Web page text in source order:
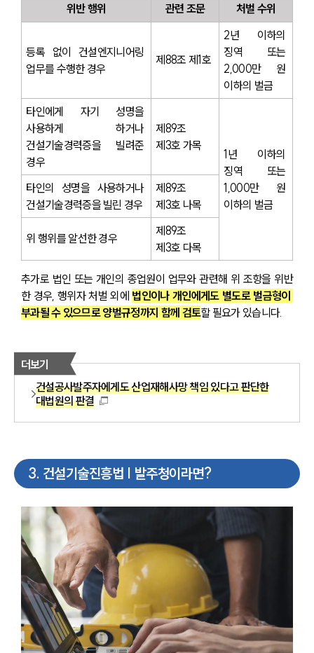
위반 행위 관련 조문 처벌 수위
등록 없이 건설엔지니어링
업무를 수행한 경우
제88조 제1호
2년 이하의
징역 또는
2,000만 원
이하의 벌금
타인에게 자기 성명을
사용하게 하거나
건설기술경력증을 빌려준
경우
제89조
제3호 가목
1년 이하의
징역 또는
1,000만 원
이하의 벌금
타인의 성명을 사용하거나
건설기술경력증을 빌린 경우
제89조
제3호 나목
위 행위를 알선한 경우
제89조
제3호 다목
추가로 법인 또는 개인의 종업원이 업무와 관련해 위 조항을 위반
한 경우, 행위자 처벌 외에 법인이나 개인에게도 별도로 벌금형이
부과될 수 있으므로 양벌규정까지 함께 검토할 필요가 있습니다.
더보기
건설공사발주자에게도 산업재해사망 책임 있다고 판단한
대법원의 판결
3. 건설기술진흥법 | 발주청이라면?